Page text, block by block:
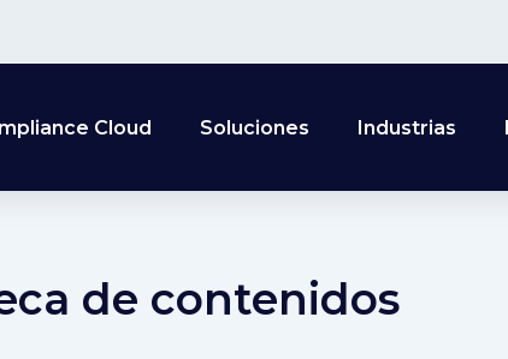
Cloud Soluciones Industrias
de contenidos